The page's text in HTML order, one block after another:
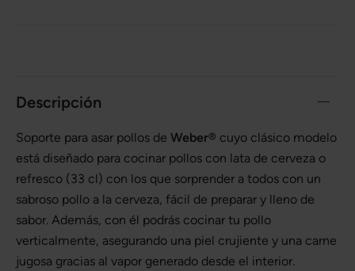
Descripción
Soporte para asar pollos de Weber® cuyo clásico modelo
está diseñado para cocinar pollos con lata de cerveza o
refresco (33 cl) con los que sorprender a todos con un
sabroso pollo a la cerveza, fácil de preparar y lleno de
sabor. Además, con él podrás cocinar tu pollo
verticalmente, asegurando una piel crujiente y una carne
jugosa gracias al vapor generado desde el interior.